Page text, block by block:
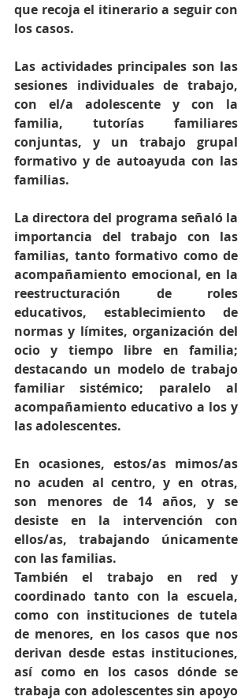
que recoja el itinerario a seguir con
los casos.
Las actividades principales son las
sesiones individuales de trabajo,
con el/a adolescente y con la
familia, tutorías familiares
conjuntas, y un trabajo grupal
formativo y de autoayuda con las
familias.
La directora del programa señaló la
importancia del trabajo con las
familias, tanto formativo como de
acompañamiento emocional, en la
reestructuración de roles
educativos, establecimiento de
normas y límites, organización del
ocio y tiempo libre en familia;
destacando un modelo de trabajo
familiar sistémico; paralelo al
acompañamiento educativo a los y
las adolescentes.
En ocasiones, estos/as mimos/as
no acuden al centro, y en otras,
son menores de 14 años, y se
desiste en la intervención con
ellos/as, trabajando únicamente
con las familias.
También el trabajo en red y
coordinado tanto con la escuela,
como con instituciones de tutela
de menores, en los casos que nos
derivan desde estas instituciones,
así como en los casos dónde se
trabaja con adolescentes sin apoyo